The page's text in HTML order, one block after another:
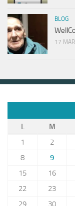
BLOG
17
L
M
1
2
8
9
15
16
22
23
29
30